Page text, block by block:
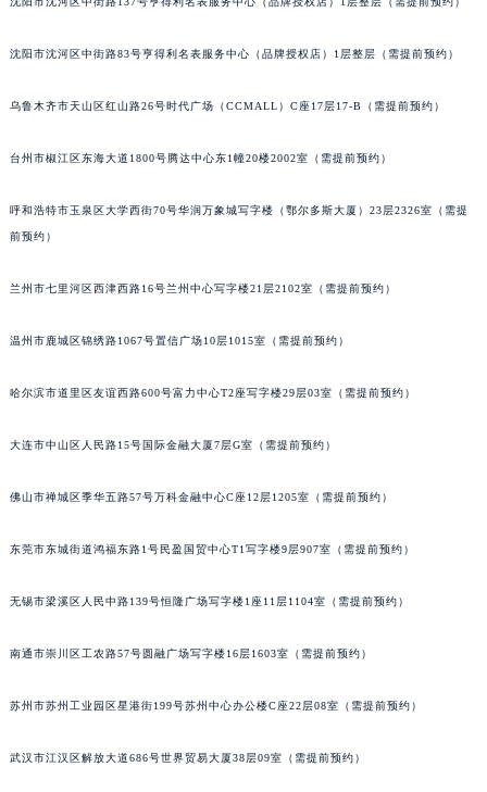
沈阳市沈河区中街路83号亨得利名表服务中心（品牌授权店）1层整层（需提前预约）
乌鲁木齐市天山区红山路26号时代广场（CCMALL）C座17层17-B（需提前预约）
台州市椒江区东海大道1800号腾达中心东1幢20楼2002室（需提前预约）
呼和浩特市玉泉区大学西街70号华润万象城写字楼（鄂尔多斯大厦）23层2326室（需提
前预约）
兰州市七里河区西津西路16号兰州中心写字楼21层2102室（需提前预约）
温州市鹿城区锦绣路1067号置信广场10层1015室（需提前预约）
哈尔滨市道里区友谊西路600号富力中心T2座写字楼29层03室（需提前预约）
大连市中山区人民路15号国际金融大厦7层G室（需提前预约）
佛山市禅城区季华五路57号万科金融中心C座12层1205室（需提前预约）
东莞市东城街道鸿福东路1号民盈国贸中心T1写字楼9层907室（需提前预约）
无锡市梁溪区人民中路139号恒隆广场写字楼1座11层1104室（需提前预约）
南通市崇川区工农路57号圆融广场写字楼16层1603室（需提前预约）
苏州市苏州工业园区星港街199号苏州中心办公楼C座22层08室（需提前预约）
武汉市江汉区解放大道686号世界贸易大厦38层09室（需提前预约）